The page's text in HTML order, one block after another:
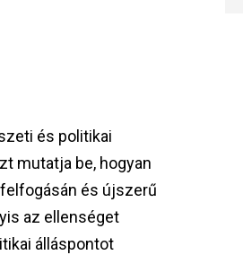
és politikai
mutatja be, hogyan
és újszerű
az ellenséget
álláspontot